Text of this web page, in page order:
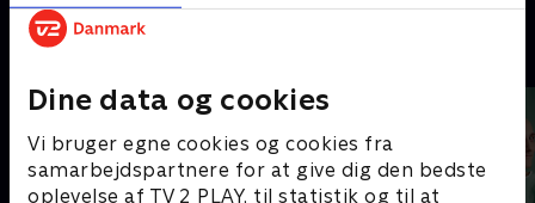
Dine data og cookies
Vi bruger egne cookies og cookies fra
samarbejdspartnere for at give dig den bedste
oplevelse af TV 2 PLAY, til statistik og til at
Andre så også